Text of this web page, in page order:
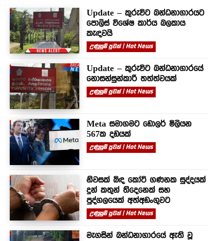
Update – කුරුවිට බන්ධනාගාරයට
පොලිස් විශේෂ කාර්ය බලකාය
කැඳවයි
උණුසුම් පුවත් | Hot News
Update – කුරුවිට බන්ධනාගාරයේ
නොසන්සුන්කාරී තත්ත්වයක්
උණුසුම් පුවත් | Hot News
Meta සමාගමට ඩොලර් මිලියන
567ක දඩයක්
උණුසුම් පුවත් | Hot News
නිවසක් බිඳ කෝටි ගණනක සුද්දයක්
දුන් කතුන් තිදෙනෙක් සහ
පුද්ගලයෙක් අත්අඩංගුවට
උණුසුම් පුවත් | Hot News
මැගසින් බන්ධනාගාරයේ ඇති වූ